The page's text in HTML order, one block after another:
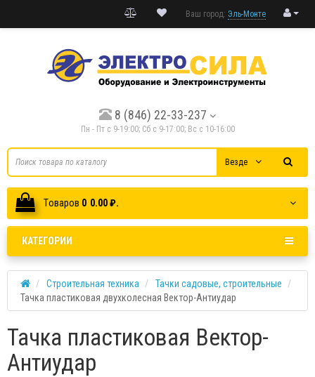
Ваш город: Эль-Монте
8 (846) 22-33-237
Пн - Пт с 9-19:00; Cб с 9-17:00; Вс с 10-16:00
Везде
Tоваров 0 0.00 ₽.
КАТЕГОРИИ
Строительная техника
Тачки садовые, строительные
Тачка пластиковая двухколесная Вектор-Антиудар
Тачка пластиковая Вектор-
Антиудар